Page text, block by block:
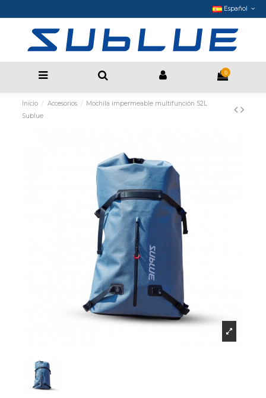
Español
0
Inicio Accesorios
Mochila impermeable multifunción 52L
Sublue